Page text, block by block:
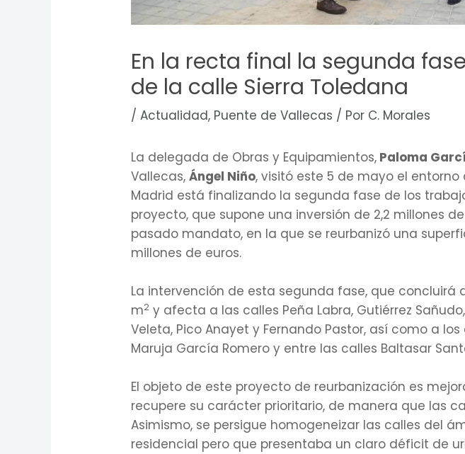
En la recta final la segunda
de la calle Sierra Toledana
/Actualidad, Puente de Vallecas / Por C. Morales
La delegada de Obras y Equipamientos, Paloma
Vallecas,Ángel Niño, visitó este 5 de mayo el
Madrid está finalizando la segunda fase de los
proyecto, que supone una inversión de 2,2 millones
pasado mandato, en la que se reurbanizó una
millones de euros.
La intervención de esta segunda fase, que concluirá
m2 y afecta a las calles Peña Labra, Gutiérrez
Veleta, Pico Anayet y Fernando Pastor, así como a
Maruja García Romero y entre las calles Baltasar
El objeto de este proyecto de reurbanización es
recupere su carácter prioritario, de manera que las
Asimismo, se persigue homogeneizar las calles del
residencial pero que presentaba un claro déficit de